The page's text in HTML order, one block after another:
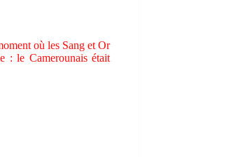
où les Sang et Or
: le Camerounais était